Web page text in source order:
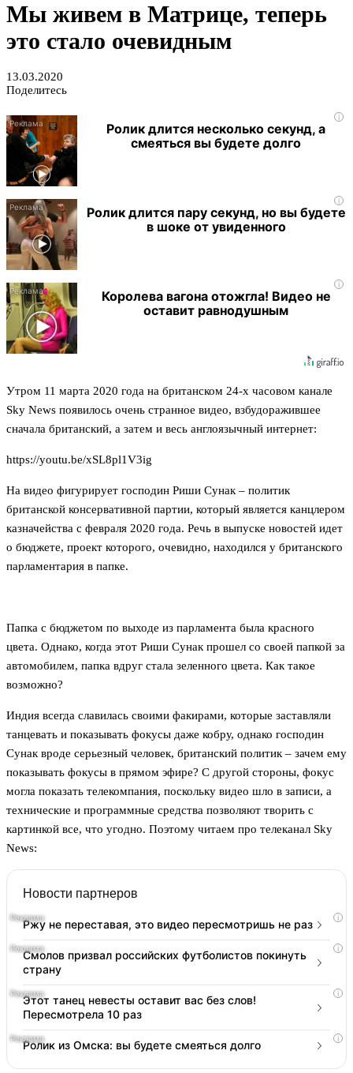
Мы живем в Матрице, теперь
это стало очевидным
13.03.2020
Поделитесь
i
Ролик длится несколько секунд, а
смеяться вы будете долго
i
Ролик длится пару секунд, но вы будете
в шоке от увиденного
i
Королева вагона отожгла! Видео не
оставит равнодушным
Утром 11 марта 2020 года на британском 24-х часовом канале
Sky News появилось очень странное видео, взбудоражившее
сначала британский, а затем и весь англоязычный интернет:
https://youtu.be/xSL8pl1V3ig
На видео фигурирует господин Риши Сунак – политик
британской консервативной партии, который является канцлером
казначейства с февраля 2020 года. Речь в выпуске новостей идет
о бюджете, проект которого, очевидно, находился у британского
парламентария в папке.
Папка с бюджетом по выходе из парламента была красного
цвета. Однако, когда этот Риши Сунак прошел со своей папкой за
автомобилем, папка вдруг стала зеленного цвета. Как такое
возможно?
Индия всегда славилась своими факирами, которые заставляли
танцевать и показывать фокусы даже кобру, однако господин
Сунак вроде серьезный человек, британский политик – зачем ему
показывать фокусы в прямом эфире? С другой стороны, фокус
могла показать телекомпания, поскольку видео шло в записи, а
технические и программные средства позволяют творить с
картинкой все, что угодно. Поэтому читаем про телеканал Sky
News:
Новости партнеров
i
Ржу не переставая, это видео пересмотришь не раз
i
Смолов призвал российских футболистов покинуть
страну
i
Этот танец невесты оставит вас без слов!
Пересмотрела 10 раз
i
Ролик из Омска: вы будете смеяться долго